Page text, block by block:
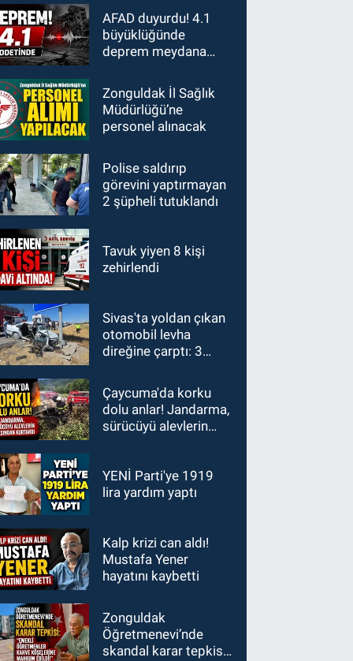
bizi vuracak"
AFAD duyurdu! 4.1
büyüklüğünde
deprem meydana
Zonguldak İl Sağlık
Müdürlüğü’ne
personel alınacak
Polise saldırıp
görevini yaptırmayan
2 şüpheli tutuklandı
Tavuk yiyen 8 kişi
zehirlendi
Sivas'ta yoldan çıkan
otomobil levha
direğine çarptı: 3
Çaycuma'da korku
dolu anlar! Jandarma,
sürücüyü alevlerin
YENİ Parti'ye 1919
lira yardım yaptı
Kalp krizi can aldı!
Mustafa Yener
hayatını kaybetti
Zonguldak
Öğretmenevi’nde
skandal karar tepkisi: